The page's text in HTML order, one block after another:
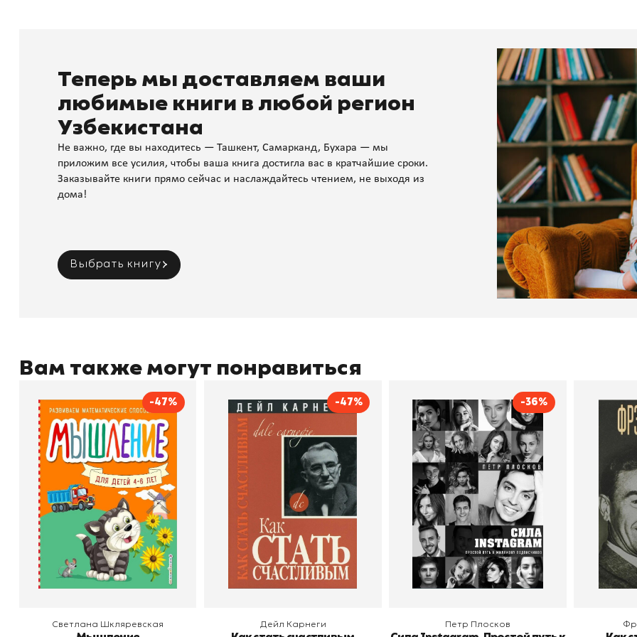
Теперь мы доставляем ваши
любимые книги в любой регион
Узбекистана
Не важно, где вы находитесь — Ташкент, Самарканд, Бухара — мы
приложим все усилия, чтобы ваша книга достигла вас в кратчайшие сроки.
Заказывайте книги прямо сейчас и наслаждайтесь чтением, не выходя из
дома!
Выбрать книгу
Вам также могут понравиться
-47%
Мышление
Автор
Светлана Шкляревская
Издательство
Эксмодетство
В корзину
Светлана Шкляревская
-47%
Как стать счастливым
Автор
Дейл Карнеги
Издательство
Попурри, Минск
В корзину
Дейл Карнеги
-36%
Сила Instagram. Простой
путь к миллиону
подписчиков
Автор
Петр Плосков
Издательство
Бомбора
В корзину
Петр Плосков
Как
В